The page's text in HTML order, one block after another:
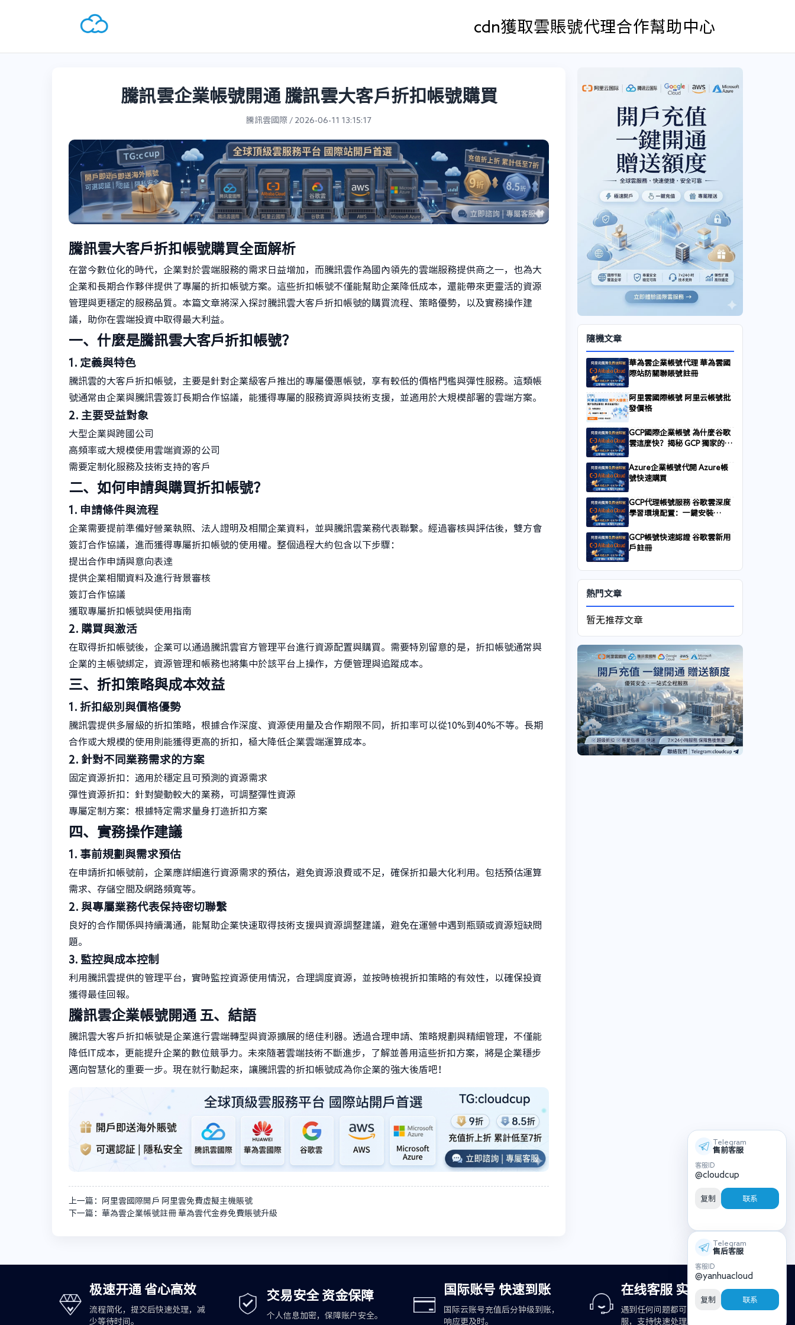
cdn獲取雲賬號代理合作幫助中心
騰訊雲企業帳號開通 騰訊雲大客戶折扣帳號購買
騰訊雲國際 / 2026-06-11 13:15:17
騰訊雲大客戶折扣帳號購買全面解析
在當今數位化的時代，企業對於雲端服務的需求日益增加，而騰訊雲作為國內領先的雲端服務提供商之一，也為大
企業和長期合作夥伴提供了專屬的折扣帳號方案。這些折扣帳號不僅能幫助企業降低成本，還能帶來更靈活的資源
管理與更穩定的服務品質。本篇文章將深入探討騰訊雲大客戶折扣帳號的購買流程、策略優勢，以及實務操作建
議，助你在雲端投資中取得最大利益。
一、什麼是騰訊雲大客戶折扣帳號？
1. 定義與特色
騰訊雲的大客戶折扣帳號，主要是針對企業級客戶推出的專屬優惠帳號，享有較低的價格門檻與彈性服務。這類帳
號通常由企業與騰訊雲簽訂長期合作協議，能獲得專屬的服務資源與技術支援，並適用於大規模部署的雲端方案。
2. 主要受益對象
大型企業與跨國公司
高頻率或大規模使用雲端資源的公司
需要定制化服務及技術支持的客戶
二、如何申請與購買折扣帳號？
1. 申請條件與流程
企業需要提前準備好營業執照、法人證明及相關企業資料，並與騰訊雲業務代表聯繫。經過審核與評估後，雙方會
簽訂合作協議，進而獲得專屬折扣帳號的使用權。整個過程大約包含以下步驟：
提出合作申請與意向表達
提供企業相關資料及進行背景審核
簽訂合作協議
獲取專屬折扣帳號與使用指南
2. 購買與激活
在取得折扣帳號後，企業可以通過騰訊雲官方管理平台進行資源配置與購買。需要特別留意的是，折扣帳號通常與
企業的主帳號綁定，資源管理和帳務也將集中於該平台上操作，方便管理與追蹤成本。
三、折扣策略與成本效益
1. 折扣級別與價格優勢
騰訊雲提供多層級的折扣策略，根據合作深度、資源使用量及合作期限不同，折扣率可以從10%到40%不等。長期
合作或大規模的使用則能獲得更高的折扣，極大降低企業雲端運算成本。
2. 針對不同業務需求的方案
固定資源折扣：適用於穩定且可預測的資源需求
彈性資源折扣：針對變動較大的業務，可調整彈性資源
專屬定制方案：根據特定需求量身打造折扣方案
四、實務操作建議
1. 事前規劃與需求預估
在申請折扣帳號前，企業應詳細進行資源需求的預估，避免資源浪費或不足，確保折扣最大化利用。包括預估運算
需求、存儲空間及網路頻寬等。
2. 與專屬業務代表保持密切聯繫
良好的合作關係與持續溝通，能幫助企業快速取得技術支援與資源調整建議，避免在運營中遇到瓶頸或資源短缺問
題。
3. 監控與成本控制
利用騰訊雲提供的管理平台，實時監控資源使用情況，合理調度資源，並按時檢視折扣策略的有效性，以確保投資
獲得最佳回報。
騰訊雲企業帳號開通 五、結語
騰訊雲大客戶折扣帳號是企業進行雲端轉型與資源擴展的絕佳利器。透過合理申請、策略規劃與精細管理，不僅能
降低IT成本，更能提升企業的數位競爭力。未來隨著雲端技術不斷進步，了解並善用這些折扣方案，將是企業穩步
邁向智慧化的重要一步。現在就行動起來，讓騰訊雲的折扣帳號成為你企業的強大後盾吧！
上一篇：阿里雲國際開戶 阿里雲免費虛擬主機賬號
下一篇：華為雲企業帳號註冊 華為雲代金券免費賬號升級
隨機文章
華為雲企業帳號代理 華為雲國
際站防關聯賬號註冊
阿里雲國際帳號 阿里云帳號批
發價格
GCP國際企業帳號 為什麼谷歌
雲這麼快？揭秘 GCP 獨家的全
Network）
Azure企業帳號代開 Azure帳
號快速購買
GCP代理帳號服務 谷歌雲深度
學習環境配置：一鍵安裝
速
GCP帳號快速認證 谷歌雲新用
戶註冊
熱門文章
暂无推荐文章
极速开通 省心高效
流程简化，提交后快速处理，减
少等待时间。
交易安全 资金保障
个人信息加密，保障账户安全。
国际账号 快速到账
国际云账号充值后分钟级到账，
响应更及时。
在线客服 实时响应
遇到任何问题都可咨询在线客
服，支持快速处理。
Telegram
售前客服
客服ID
@cloudcup
复制 联系
Telegram
售后客服
客服ID
@yanhuacloud
复制 联系